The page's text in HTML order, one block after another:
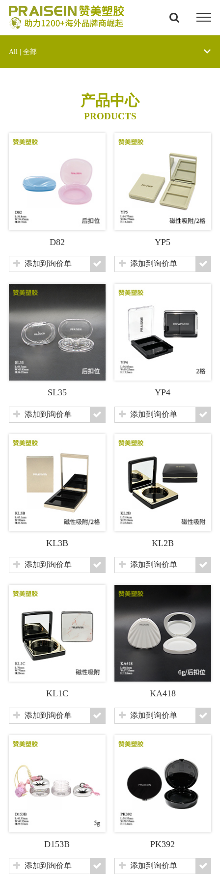
All | 全部
产品中心
PRODUCTS
D82
添加到询价单
YP5
添加到询价单
SL35
添加到询价单
YP4
添加到询价单
KL3B
添加到询价单
KL2B
添加到询价单
KL1C
添加到询价单
KA418
添加到询价单
D153B
添加到询价单
PK392
添加到询价单